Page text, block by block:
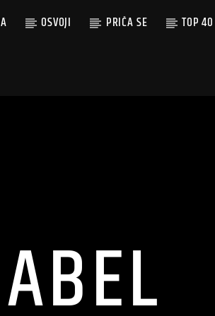
OSVOJI PRIČA SE TOP 40